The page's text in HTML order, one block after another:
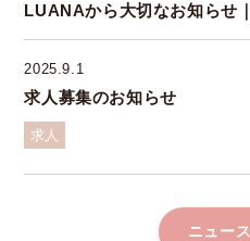
LUANAから大切なお知らせ
2025.9.1
求人募集のお知らせ
求人
ニュー